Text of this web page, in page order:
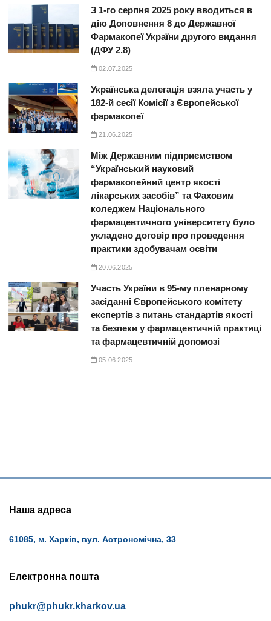
З 1-го серпня 2025 року вводиться в
дію Доповнення 8 до Державної
Фармакопеї України другого видання
(ДФУ 2.8)
02.07.2025
Українська делегація взяла участь у
182-й сесії Комісії з Європейської
фармакопеї
21.06.2025
Між Державним підприємством
“Український науковий
фармакопейний центр якості
лікарських засобів” та Фаховим
коледжем Національного
фармацевтичного університету було
укладено договір про проведення
практики здобувачам освіти
20.06.2025
Участь України в 95-му пленарному
засіданні Європейського комітету
експертів з питань стандартів якості
та безпеки у фармацевтичній практиці
та фармацевтичній допомозі
05.06.2025
Наша адреса
61085, м. Харків, вул. Астрономічна, 33
Електронна пошта
phukr@phukr.kharkov.ua